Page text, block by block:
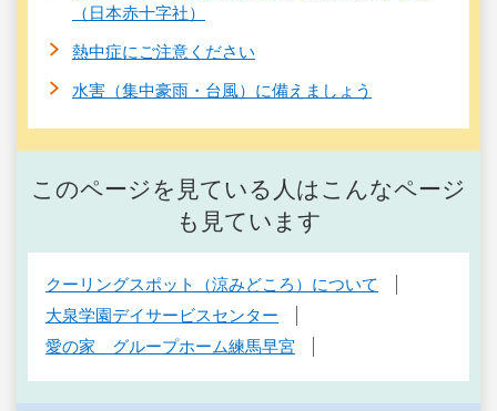
（日本赤十字社）
熱中症にご注意ください
水害（集中豪雨・台風）に備えましょう
このページを見ている人はこんなページ
も見ています
クーリングスポット（涼みどころ）について
大泉学園デイサービスセンター
愛の家 グループホーム練馬早宮